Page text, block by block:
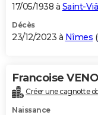
17/05/1938 à Saint-
Décès
23/12/2023 à Nîmes (
Francoise
Créer une cagnotte
Naissance